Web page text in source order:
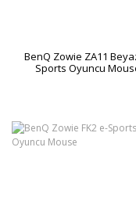
BenQ Zowie ZA11
Sports Oyuncu